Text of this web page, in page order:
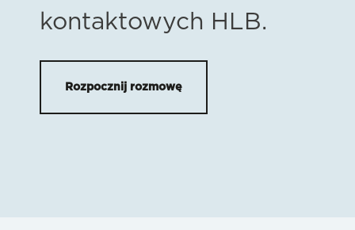
kontaktowych HLB.
Rozpocznij rozmowę